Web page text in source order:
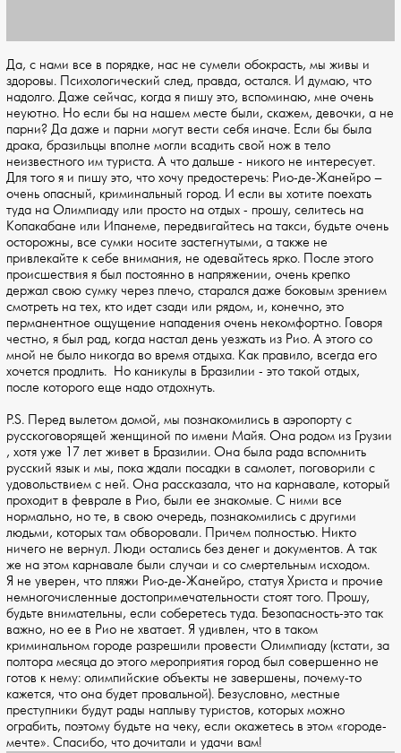
Да, с нами все в порядке, нас не сумели обокрасть, мы живы и
здоровы. Психологический след, правда, остался. И думаю, что
надолго. Даже сейчас, когда я пишу это, вспоминаю, мне очень
неуютно. Но если бы на нашем месте были, скажем, девочки, а не
парни? Да даже и парни могут вести себя иначе. Если бы была
драка, бразильцы вполне могли всадить свой нож в тело
неизвестного им туриста. А что дальше - никого не интересует.
Для того я и пишу это, что хочу предостеречь: Рио-де-Жанейро –
очень опасный, криминальный город. И если вы хотите поехать
туда на Олимпиаду или просто на отдых - прошу, селитесь на
Копакабане или Ипанеме, передвигайтесь на такси, будьте очень
осторожны, все сумки носите застегнутыми, а также не
привлекайте к себе внимания, не одевайтесь ярко. После этого
происшествия я был постоянно в напряжении, очень крепко
держал свою сумку через плечо, старался даже боковым зрением
смотреть на тех, кто идет сзади или рядом, и, конечно, это
перманентное ощущение нападения очень некомфортно. Говоря
честно, я был рад, когда настал день уезжать из Рио. А этого со
мной не было никогда во время отдыха. Как правило, всегда его
хочется продлить. Но каникулы в Бразилии - это такой отдых,
после которого еще надо отдохнуть.
P.S. Перед вылетом домой, мы познакомились в аэропорту с
русскоговорящей женщиной по имени Майя. Она родом из Грузии
, хотя уже 17 лет живет в Бразилии. Она была рада вспомнить
русский язык и мы, пока ждали посадки в самолет, поговорили с
удовольствием с ней. Она рассказала, что на карнавале, который
проходит в феврале в Рио, были ее знакомые. С ними все
нормально, но те, в свою очередь, познакомились с другими
людьми, которых там обворовали. Причем полностью. Никто
ничего не вернул. Люди остались без денег и документов. А так
же на этом карнавале были случаи и со смертельным исходом.
Я не уверен, что пляжи Рио-де-Жанейро, статуя Христа и прочие
немногочисленные достопримечательности стоят того. Прошу,
будьте внимательны, если соберетесь туда. Безопасность-это так
важно, но ее в Рио не хватает. Я удивлен, что в таком
криминальном городе разрешили провести Олимпиаду (кстати, за
полтора месяца до этого мероприятия город был совершенно не
готов к нему: олимпийские объекты не завершены, почему-то
кажется, что она будет провальной). Безусловно, местные
преступники будут рады наплыву туристов, которых можно
ограбить, поэтому будьте на чеку, если окажетесь в этом «городе-
мечте». Спасибо, что дочитали и удачи вам!